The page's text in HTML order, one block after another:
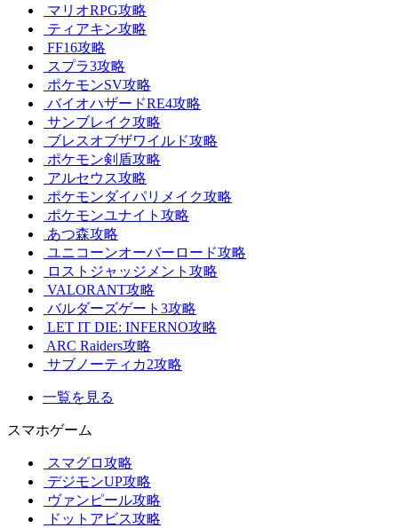
マリオRPG攻略
ティアキン攻略
FF16攻略
スプラ3攻略
ポケモンSV攻略
バイオハザードRE4攻略
サンブレイク攻略
ブレスオブザワイルド攻略
ポケモン剣盾攻略
アルセウス攻略
ポケモンダイパリメイク攻略
ポケモンユナイト攻略
あつ森攻略
ユニコーンオーバーロード攻略
ロストジャッジメント攻略
VALORANT攻略
バルダーズゲート3攻略
LET IT DIE: INFERNO攻略
ARC Raiders攻略
サブノーティカ2攻略
一覧を見る
スマホゲーム
スマグロ攻略
デジモンUP攻略
ヴァンピール攻略
ドットアビス攻略